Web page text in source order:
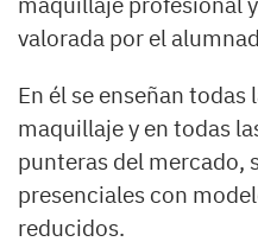
valorada por el
En él se enseñan todas
maquillaje y en todas
punteras del mercado,
presenciales con
reducidos.